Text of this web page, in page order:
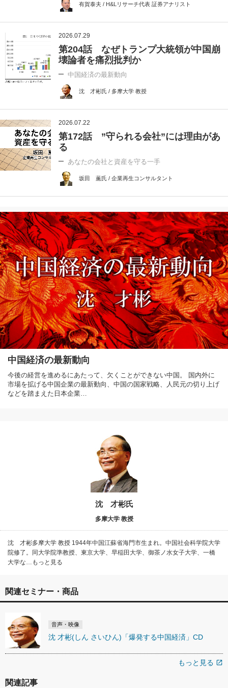
有賀泰夫 / H&Lリサーチ代表 証券アナリスト
2026.07.29
第204話 なぜトランプ大統領が中国崩
壊論者を痛烈批判か
中国経済の最新動向
沈 才彬氏 / 多摩大学 教授
2026.07.22
第172話 ”守られる会社”には理由があ
る
あなたの会社と資産を守る一手
坂田 薫氏 / 企業再生コンサルタント
中国経済の最新動向
今後の経営を進めるにあたって、欠くことができない中国。 国内外に
市場を拡げる中国企業の最新動向、中国の国家戦略、人民元の切り上げ
などを踏まえた日本企業…
沈 才彬氏
多摩大学 教授
沈 才彬多摩大学 教授 1944年中国江蘇省海門市生まれ。中国社会科学院大学
院修了。同大学院準教授、東京大学、早稲田大学、御茶ノ水女子大学、一橋
大学な…もっと見る
関連セミナー・商品
音声・映像
沈 才彬(しん さいひん)「爆発する中国経済」CD
もっと見る open_in_new
関連記事